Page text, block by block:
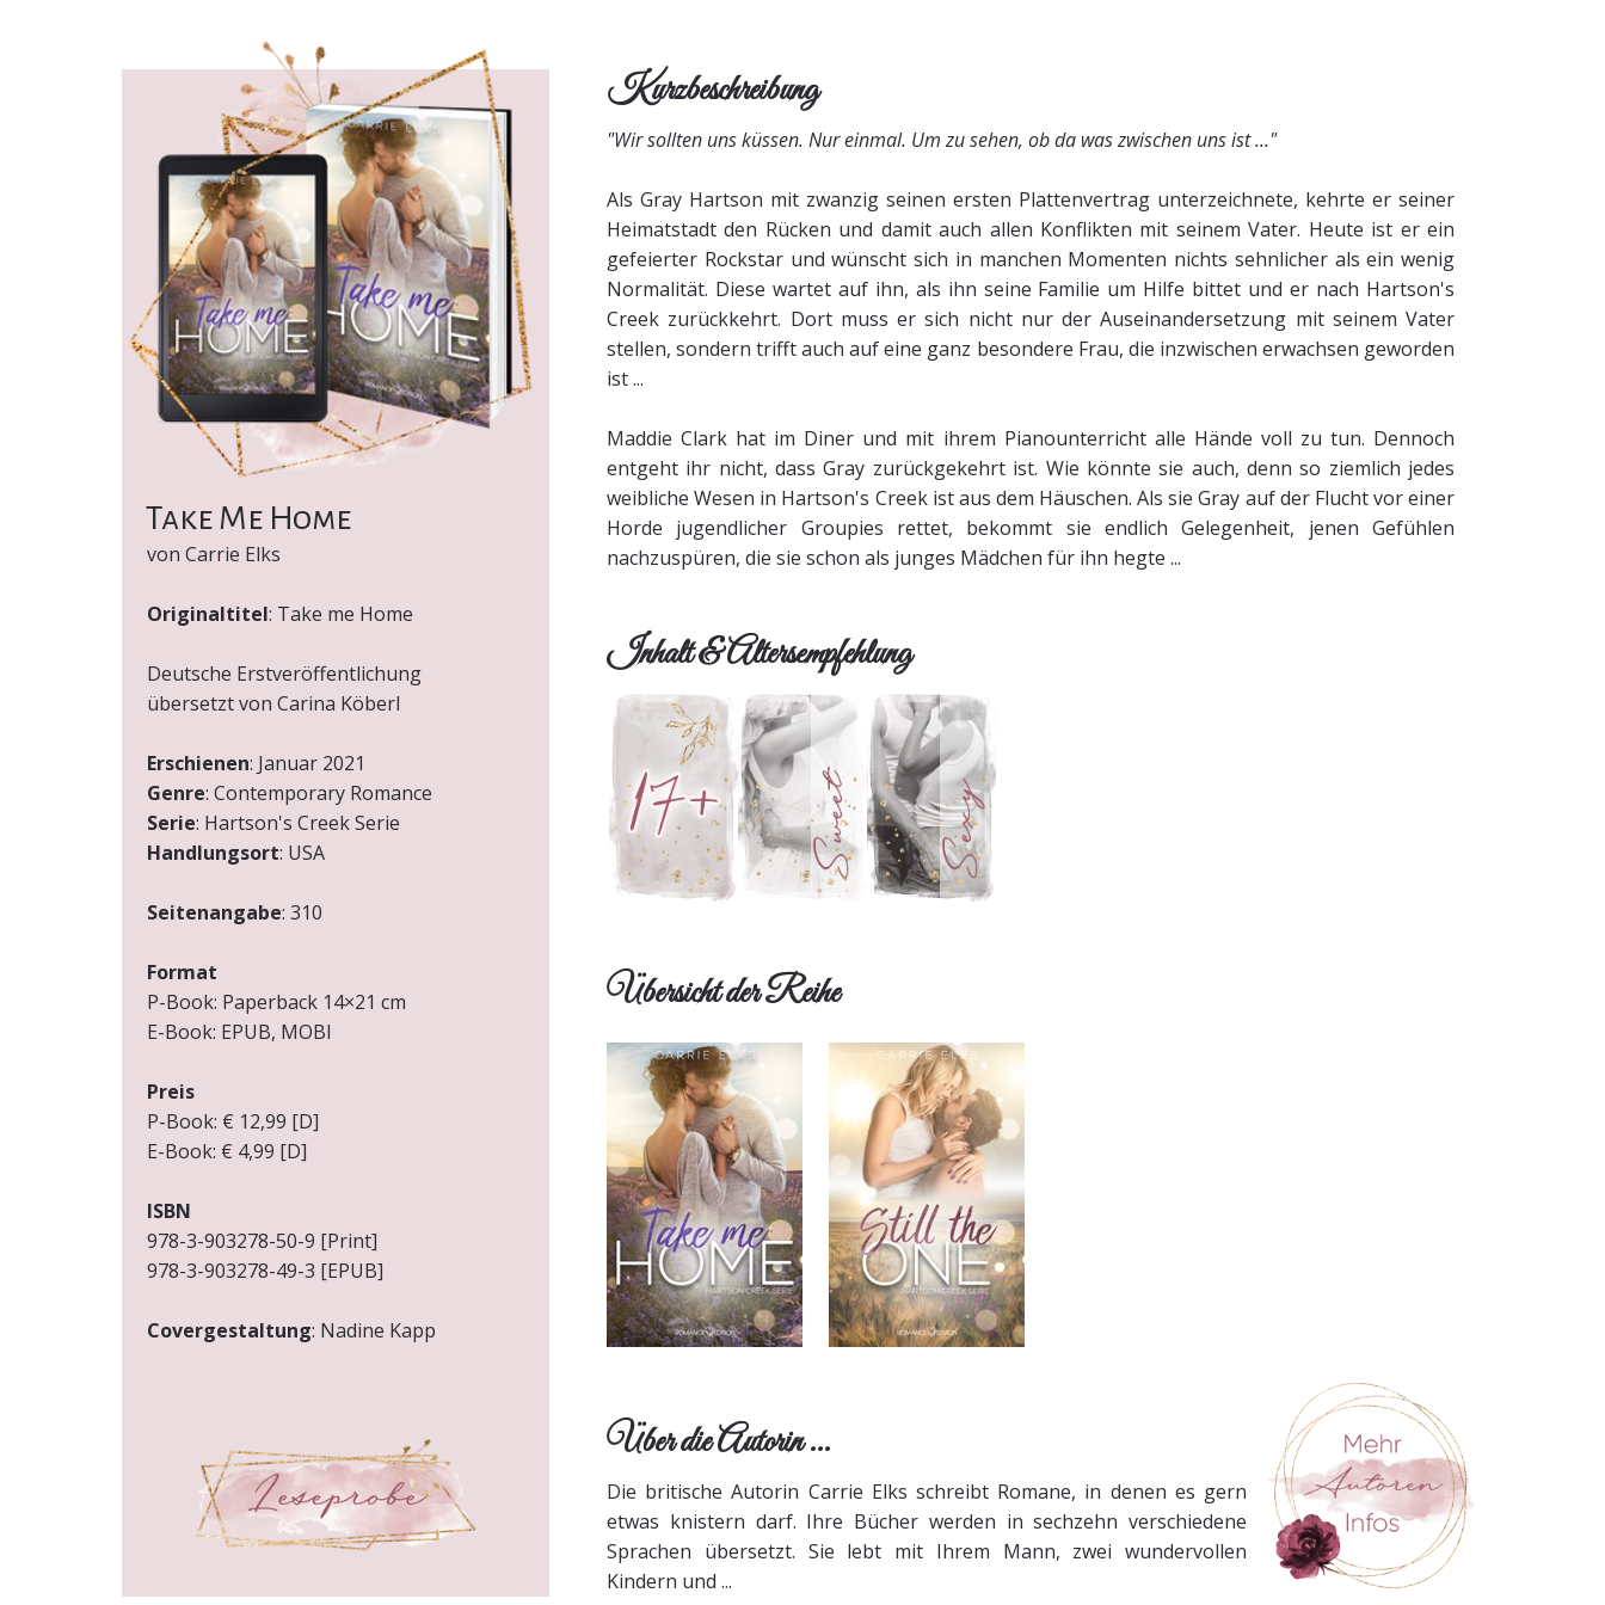
Take Me Home
von Carrie Elks
Originaltitel: Take me Home
Deutsche Erstveröffentlichung
übersetzt von Carina Köberl
Erschienen: Januar 2021
Genre: Contemporary Romance
Serie: Hartson's Creek Serie
Handlungsort: USA
Seitenangabe: 310
Format
P-Book: Paperback 14×21 cm
E-Book: EPUB, MOBI
Preis
P-Book: € 12,99 [D]
E-Book: € 4,99 [D]
ISBN
978-3-903278-50-9 [Print]
978-3-903278-49-3 [EPUB]
Covergestaltung: Nadine Kapp
Kurzbeschreibung
"Wir sollten uns küssen. Nur einmal. Um zu sehen, ob da was zwischen uns ist ..."
Als Gray Hartson mit zwanzig seinen ersten Plattenvertrag unterzeichnete, kehrte er seiner
Heimatstadt den Rücken und damit auch allen Konflikten mit seinem Vater. Heute ist er ein
gefeierter Rockstar und wünscht sich in manchen Momenten nichts sehnlicher als ein wenig
Normalität. Diese wartet auf ihn, als ihn seine Familie um Hilfe bittet und er nach Hartson's
Creek zurückkehrt. Dort muss er sich nicht nur der Auseinandersetzung mit seinem Vater
stellen, sondern trifft auch auf eine ganz besondere Frau, die inzwischen erwachsen geworden
ist ...
Maddie Clark hat im Diner und mit ihrem Pianounterricht alle Hände voll zu tun. Dennoch
entgeht ihr nicht, dass Gray zurückgekehrt ist. Wie könnte sie auch, denn so ziemlich jedes
weibliche Wesen in Hartson's Creek ist aus dem Häuschen. Als sie Gray auf der Flucht vor einer
Horde jugendlicher Groupies rettet, bekommt sie endlich Gelegenheit, jenen Gefühlen
nachzuspüren, die sie schon als junges Mädchen für ihn hegte ...
Inhalt & Altersempfehlung
Die britische Autorin Carrie Elks schreibt Romane, in denen es gern
etwas knistern darf. Ihre Bücher werden in sechzehn verschiedene
Sprachen übersetzt. Sie lebt mit Ihrem Mann, zwei wundervollen
Kindern und ...
Über die Autorin ...
Übersicht der Reihe